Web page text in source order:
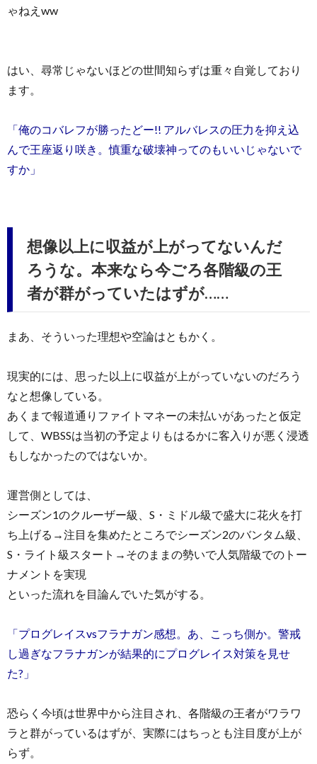
ゃねえww
はい、尋常じゃないほどの世間知らずは重々自覚しており
ます。
「俺のコバレフが勝ったどー!! アルバレスの圧力を抑え込
んで王座返り咲き。慎重な破壊神ってのもいいじゃないで
すか」
想像以上に収益が上がってないんだ
ろうな。本来なら今ごろ各階級の王
者が群がっていたはずが……
まあ、そういった理想や空論はともかく。
現実的には、思った以上に収益が上がっていないのだろう
なと想像している。
あくまで報道通りファイトマネーの未払いがあったと仮定
して、WBSSは当初の予定よりもはるかに客入りが悪く浸透
もしなかったのではないか。
運営側としては、
シーズン1のクルーザー級、S・ミドル級で盛大に花火を打
ち上げる→注目を集めたところでシーズン2のバンタム級、
S・ライト級スタート→そのままの勢いで人気階級でのトー
ナメントを実現
といった流れを目論んでいた気がする。
「プログレイスvsフラナガン感想。あ、こっち側か。警戒
し過ぎなフラナガンが結果的にプログレイス対策を見せ
た?」
恐らく今頃は世界中から注目され、各階級の王者がワラワ
ラと群がっているはずが、実際にはちっとも注目度が上が
らず。